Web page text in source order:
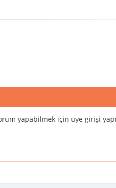
yapabilmek için üye girişi